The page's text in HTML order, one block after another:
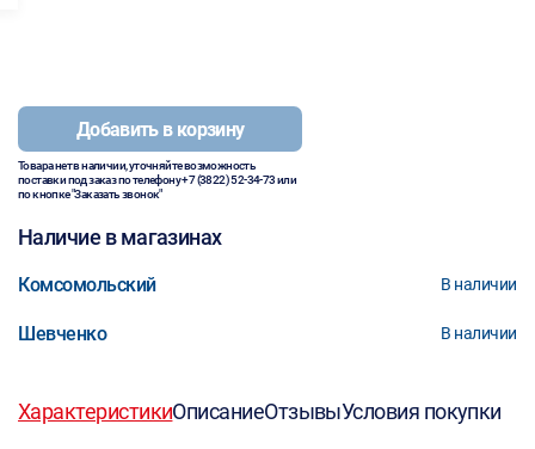
Добавить в корзину
Товара нет в наличии, уточняйте возможность
поставки под заказ по телефону+7 (3822) 52-34-73или
по кнопке "Заказать звонок"
Наличие в магазинах
Комсомольский В наличии
Шевченко В наличии
ХарактеристикиОписаниеОтзывыУсловия покупки